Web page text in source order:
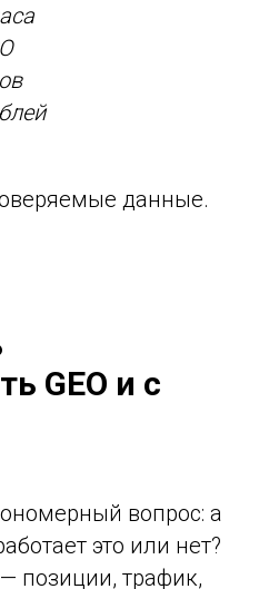
данные.
GEO и с
вопрос: а
это или нет?
позиции, трафик,